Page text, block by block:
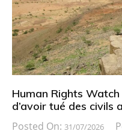
Human Rights Watch
d’avoir tué des civils
Posted On: 31/07/2026